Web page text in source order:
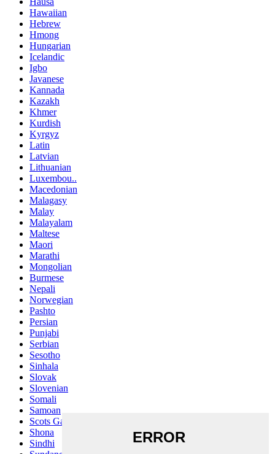
Hawaiian
Hebrew
Hmong
Hungarian
Icelandic
Igbo
Javanese
Kannada
Kazakh
Khmer
Kurdish
Kyrgyz
Latin
Latvian
Lithuanian
Luxembou..
Macedonian
Malagasy
Malay
Malayalam
Maltese
Maori
Marathi
Mongolian
Burmese
Nepali
Norwegian
Pashto
Persian
Punjabi
Serbian
Sesotho
Sinhala
Slovak
Slovenian
Somali
Samoan
Scots Gaelic
Shona
Sindhi